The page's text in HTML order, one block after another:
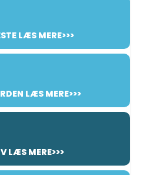
LÆS MERE>>>
LÆS MERE>>>
LÆS MERE>>>